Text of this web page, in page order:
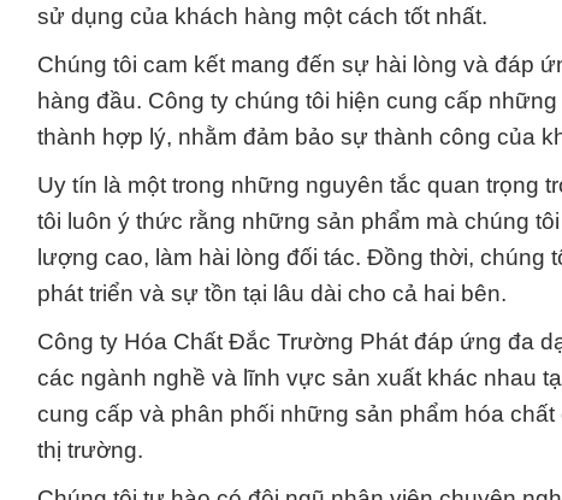
sử dụng của khách hàng một cách tốt nhất.
Chúng tôi cam kết mang đến sự hài lòng và đáp
hàng đầu. Công ty chúng tôi hiện cung cấp
thành hợp lý, nhằm đảm bảo sự thành công của
Uy tín là một trong những nguyên tắc quan trọng
tôi luôn ý thức rằng những sản phẩm mà chúng
lượng cao, làm hài lòng đối tác. Đồng thời, chúng
phát triển và sự tồn tại lâu dài cho cả hai bên.
Công ty Hóa Chất Đắc Trường Phát đáp ứng đa
các ngành nghề và lĩnh vực sản xuất khác nhau
cung cấp và phân phối những sản phẩm hóa
thị trường.